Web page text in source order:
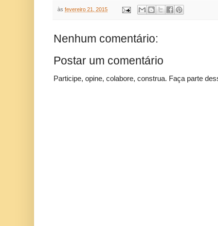
às fevereiro 21, 2015
Nenhum comentário:
Postar um comentário
Participe, opine, colabore, construa. Faça parte